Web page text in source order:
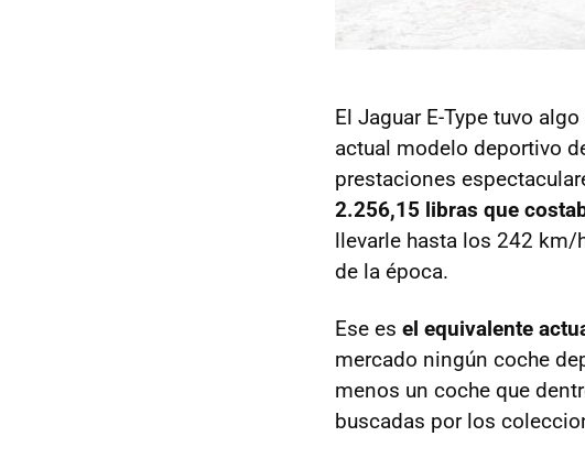
El Jaguar E-Type tuvo
actual modelo deportivo
prestaciones
2.256,15 libras que
llevarle hasta los 242 km/
de la época.
Ese es el equivalente
mercado ningún coche
menos un coche que
buscadas por los